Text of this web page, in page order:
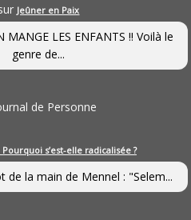
Jeûner en Paix
MANGE LES ENFANTS !! Voilà le
genre de...
de Personne
Pourquoi s’est-elle radicalisée ?
de la main de Mennel : "Selem...